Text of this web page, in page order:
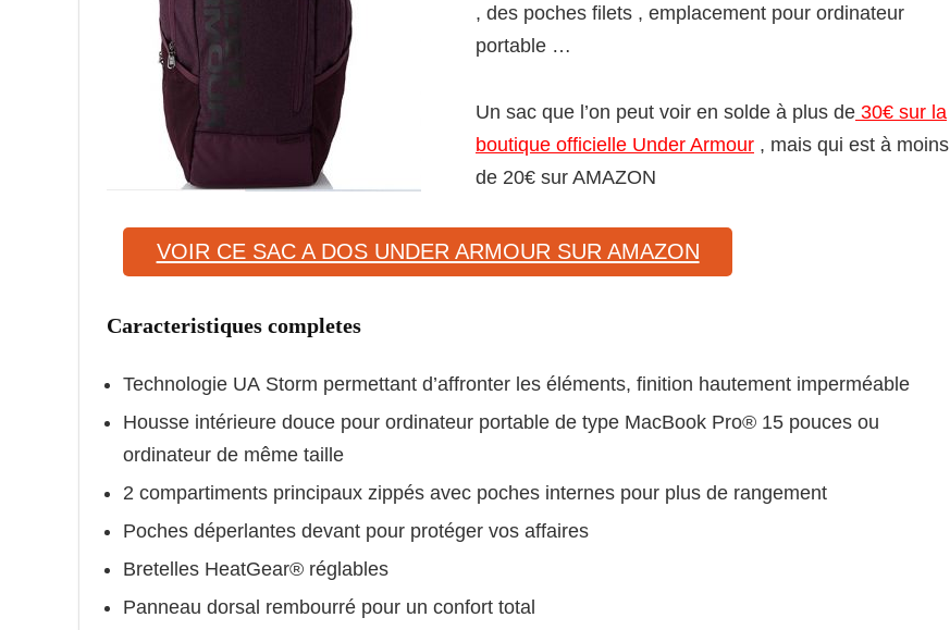
, des poches filets , emplacement pour ordinateur
portable …
Un sac que l’on peut voir en solde à plus de 30€ sur la
boutique officielle Under Armour , mais qui est à moins
de 20€ sur AMAZON
VOIR CE SAC A DOS UNDER ARMOUR SUR AMAZON
Caracteristiques completes
Technologie UA Storm permettant d’affronter les éléments, finition hautement imperméable
Housse intérieure douce pour ordinateur portable de type MacBook Pro® 15 pouces ou
ordinateur de même taille
2 compartiments principaux zippés avec poches internes pour plus de rangement
Poches déperlantes devant pour protéger vos affaires
Bretelles HeatGear® réglables
Panneau dorsal rembourré pour un confort total